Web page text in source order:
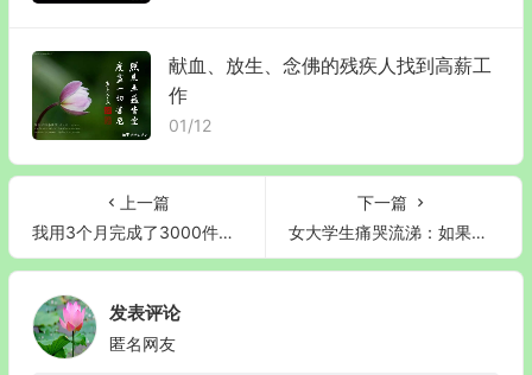
献血、放生、念佛的残疾人找到高薪工
作
01/12
上一篇
我用3个月完成了3000件善事，命运变了！这3个方法，人人都能做到
下一篇
女大学生痛哭流涕：如果没有和异性乱搞对象，我的人生该多美好？！
发表评论
匿名网友